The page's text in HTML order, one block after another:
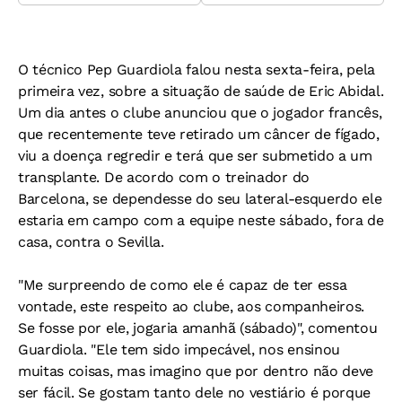
O técnico Pep Guardiola falou nesta sexta-feira, pela
primeira vez, sobre a situação de saúde de Eric Abidal.
Um dia antes o clube anunciou que o jogador francês,
que recentemente teve retirado um câncer de fígado,
viu a doença regredir e terá que ser submetido a um
transplante. De acordo com o treinador do
Barcelona, se dependesse do seu lateral-esquerdo ele
estaria em campo com a equipe neste sábado, fora de
casa, contra o Sevilla.
"Me surpreendo de como ele é capaz de ter essa
vontade, este respeito ao clube, aos companheiros.
Se fosse por ele, jogaria amanhã (sábado)", comentou
Guardiola. "Ele tem sido impecável, nos ensinou
muitas coisas, mas imagino que por dentro não deve
ser fácil. Se gostam tanto dele no vestiário é porque